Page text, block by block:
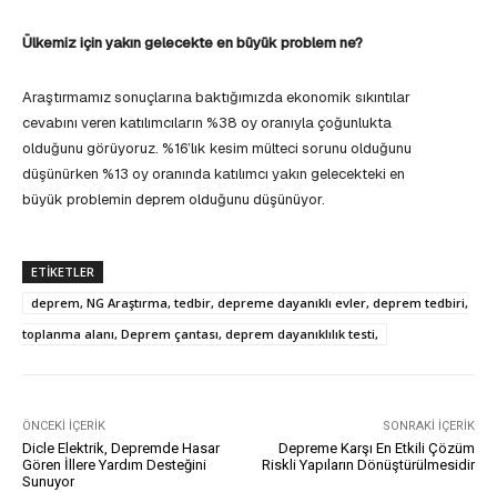
Ülkemiz için yakın gelecekte en büyük problem ne?
Araştırmamız sonuçlarına baktığımızda ekonomik sıkıntılar
cevabını veren katılımcıların %38 oy oranıyla çoğunlukta
olduğunu görüyoruz. %16’lık kesim mülteci sorunu olduğunu
düşünürken %13 oy oranında katılımcı yakın gelecekteki en
büyük problemin deprem olduğunu düşünüyor.
ETIKETLER
deprem, NG Araştırma, tedbir, depreme dayanıklı evler, deprem tedbiri,
toplanma alanı, Deprem çantası, deprem dayanıklılık testi,
ÖNCEKI İÇERIK
Dicle Elektrik, Depremde Hasar
Gören İllere Yardım Desteğini
Sunuyor
SONRAKI İÇERIK
Depreme Karşı En Etkili Çözüm
Riskli Yapıların Dönüştürülmesidir